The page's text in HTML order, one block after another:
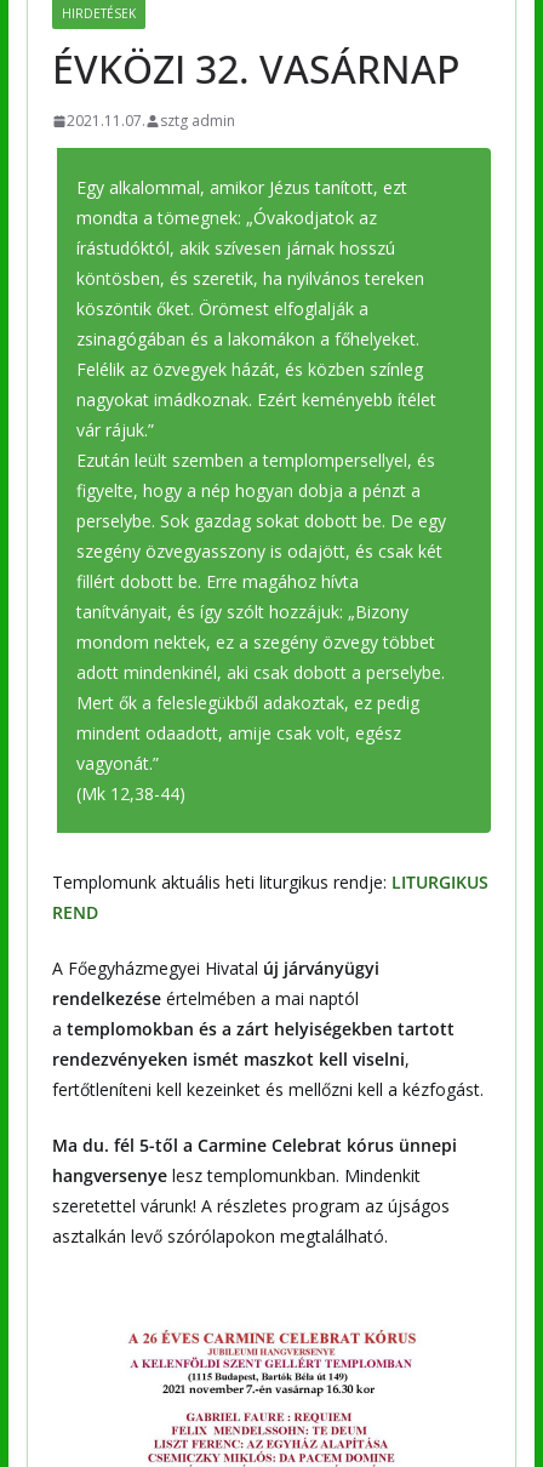
HIRDETÉSEK
ÉVKÖZI 32. VASÁRNAP
2021.11.07. sztg admin
Egy alkalommal, amikor Jézus tanított, ezt
mondta a tömegnek: „Óvakodjatok az
írástudóktól, akik szívesen járnak hosszú
köntösben, és szeretik, ha nyilvános tereken
köszöntik őket. Örömest elfoglalják a
zsinagógában és a lakomákon a főhelyeket.
Felélik az özvegyek házát, és közben színleg
nagyokat imádkoznak. Ezért keményebb ítélet
vár rájuk.”
Ezután leült szemben a templompersellyel, és
figyelte, hogy a nép hogyan dobja a pénzt a
perselybe. Sok gazdag sokat dobott be. De egy
szegény özvegyasszony is odajött, és csak két
fillért dobott be. Erre magához hívta
tanítványait, és így szólt hozzájuk: „Bizony
mondom nektek, ez a szegény özvegy többet
adott mindenkinél, aki csak dobott a perselybe.
Mert ők a feleslegükből adakoztak, ez pedig
mindent odaadott, amije csak volt, egész
vagyonát.”
(Mk 12,38-44)
Templomunk aktuális heti liturgikus rendje: LITURGIKUS
REND
A Főegyházmegyei Hivatal új járványügyi
rendelkezéseértelmében a mai naptól
a templomokban és a zárt helyiségekben tartott
rendezvényeken ismét maszkot kell viselni,
fertőtleníteni kell kezeinket és mellőzni kell a kézfogást.
Ma du. fél 5-től a Carmine Celebrat kórus ünnepi
hangversenye lesz templomunkban. Mindenkit
szeretettel várunk! A részletes program az újságos
asztalkán levő szórólapokon megtalálható.